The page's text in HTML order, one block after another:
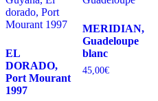
EL
DORADO,
Port Mourant
1997
MERIDIAN,
Guadeloupe
blanc
45,00€